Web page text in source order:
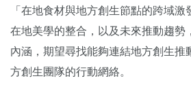
「在地食材與地方創生節點的跨域
在地美學的整合，以及未來推動趨勢
內涵，期望尋找能夠連結地方創生推
方創生團隊的行動網絡。